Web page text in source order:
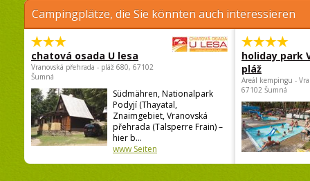
Campingplätze, die Sie könnten auch interessieren
chatová osada U lesa
Vranovská přehrada - pláž 680, 67102
Šumná
Südmähren, Nationalpark
Podyjí (Thayatal,
Znaimgebiet, Vranovská
přehrada (Talsperre Frain) –
hier b...
www Seiten
holiday park
pláž
Areál kempingu -
67102 Šumná